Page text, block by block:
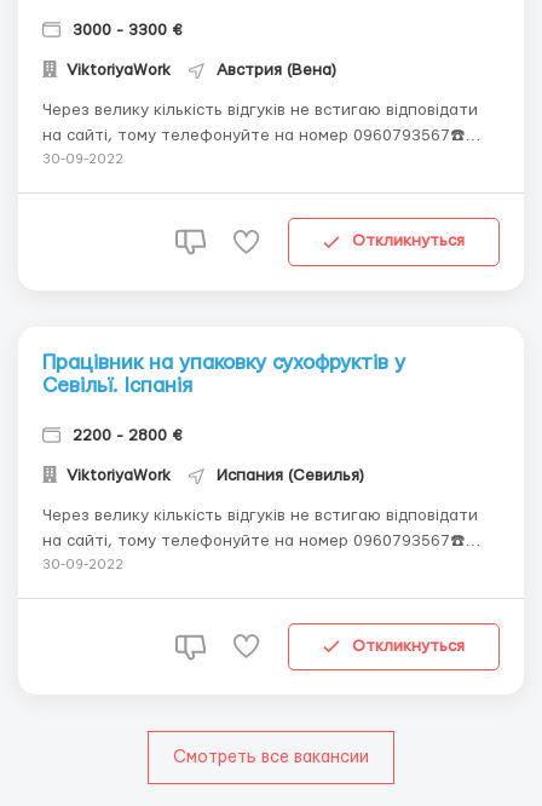
3000 - 3300 €
ViktoriyaWork Австрия (Вена)
Через велику кількість відгуків не встигаю відповідати
на сайті, тому телефонуйте на номер 0960793567☎️
Вайбер 0960793567📞📞📞Телеграм 0960793567 📞📞📞
60 років; можна б...
30-09-2022
Откликнуться
Працівник на упаковку сухофруктів у
Севільї. Іспанія
2200 - 2800 €
ViktoriyaWork Испания (Севилья)
Через велику кількість відгуків не встигаю відповідати
на сайті, тому телефонуйте на номер 0960793567☎️
Вайбер 0960793567📞📞📞Телеграм 0960793567 📞📞📞
30-09-2022
Откликнуться
Смотреть все вакансии